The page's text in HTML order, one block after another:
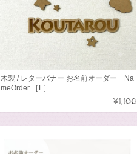
木製 / レターバナー お名前オーダー Na
meOrder ［L］
¥1,100